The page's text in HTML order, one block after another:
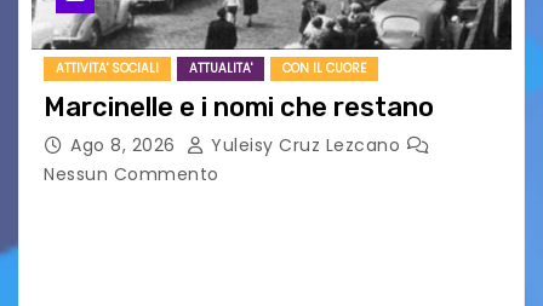
ATTIVITA' SOCIALI ATTUALITA' CON IL CUORE
Marcinelle e i nomi che restano
Ago 8, 2026
Yuleisy Cruz Lezcano
Nessun Commento